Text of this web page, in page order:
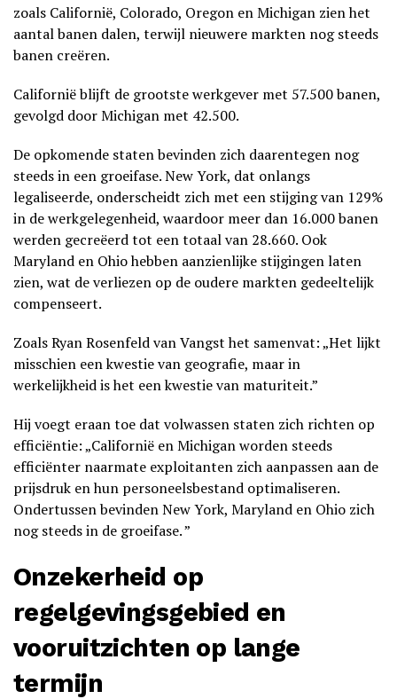
zoals Californië, Colorado, Oregon en Michigan zien het
aantal banen dalen, terwijl nieuwere markten nog steeds
banen creëren.
Californië blijft de grootste werkgever met 57.500 banen,
gevolgd door Michigan met 42.500.
De opkomende staten bevinden zich daarentegen nog
steeds in een groeifase. New York, dat onlangs
legaliseerde, onderscheidt zich met een stijging van 129%
in de werkgelegenheid, waardoor meer dan 16.000 banen
werden gecreëerd tot een totaal van 28.660. Ook
Maryland en Ohio hebben aanzienlijke stijgingen laten
zien, wat de verliezen op de oudere markten gedeeltelijk
compenseert.
Zoals Ryan Rosenfeld van Vangst het samenvat: „Het lijkt
misschien een kwestie van geografie, maar in
werkelijkheid is het een kwestie van maturiteit.”
Hij voegt eraan toe dat volwassen staten zich richten op
efficiëntie: „Californië en Michigan worden steeds
efficiënter naarmate exploitanten zich aanpassen aan de
prijsdruk en hun personeelsbestand optimaliseren.
Ondertussen bevinden New York, Maryland en Ohio zich
nog steeds in de groeifase. ”
Onzekerheid op
regelgevingsgebied en
vooruitzichten op lange
termijn